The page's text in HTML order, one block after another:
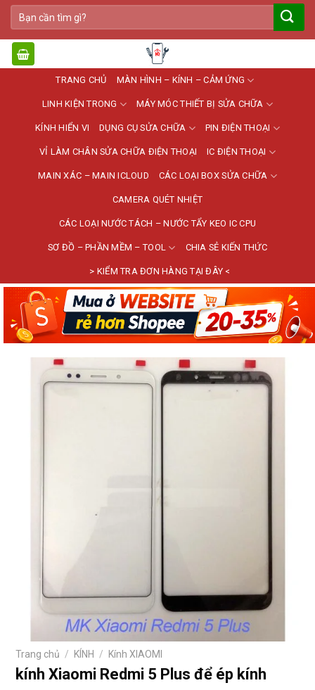
Bỏ
qua
nội
dung
Tìm
kiếm:
TRANG CHỦ MÀN HÌNH – KÍNH – CẢM ỨNG
LINH KIỆN TRONG MÁY MÓC THIẾT BỊ SỬA CHỮA
KÍNH HIỂN VI DỤNG CỤ SỬA CHỮA PIN ĐIỆN THOẠI
VỈ LÀM CHÂN SỬA CHỮA ĐIỆN THOẠI IC ĐIỆN THOẠI
MAIN XÁC – MAIN ICLOUD CÁC LOẠI BOX SỬA CHỮA
CAMERA QUÉT NHIỆT
CÁC LOẠI NƯỚC TÁCH – NƯỚC TẨY KEO IC CPU
SƠ ĐỒ – PHẦN MỀM – TOOL CHIA SẺ KIẾN THỨC
> KIỂM TRA ĐƠN HÀNG TẠI ĐÂY <
Trang chủ / KÍNH / Kính XIAOMI
kính Xiaomi Redmi 5 Plus để ép kính